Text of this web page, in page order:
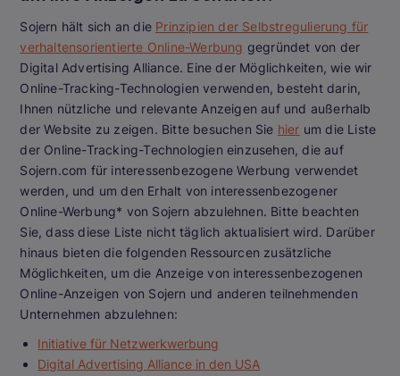
Sojern hält sich an die Prinzipien der Selbstregulierung für
verhaltensorientierte Online-Werbung gegründet von der
Digital Advertising Alliance. Eine der Möglichkeiten, wie wir
Online-Tracking-Technologien verwenden, besteht darin,
Ihnen nützliche und relevante Anzeigen auf und außerhalb
der Website zu zeigen. Bitte besuchen Sie hier um die Liste
der Online-Tracking-Technologien einzusehen, die auf
Sojern.com für interessenbezogene Werbung verwendet
werden, und um den Erhalt von interessenbezogener
Online-Werbung* von Sojern abzulehnen. Bitte beachten
Sie, dass diese Liste nicht täglich aktualisiert wird. Darüber
hinaus bieten die folgenden Ressourcen zusätzliche
Möglichkeiten, um die Anzeige von interessenbezogenen
Online-Anzeigen von Sojern und anderen teilnehmenden
Unternehmen abzulehnen:
Initiative für Netzwerkwerbung
Digital Advertising Alliance in den USA